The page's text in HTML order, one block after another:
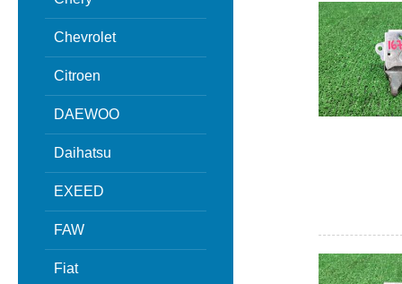
Chevrolet
Citroen
DAEWOO
Daihatsu
EXEED
FAW
Fiat